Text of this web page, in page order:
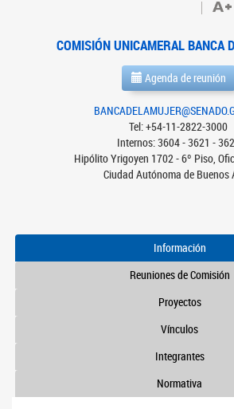
COMISIÓN UNICAMERAL BANCA
Agenda de reunión
Tel: +54-11-2822-3000
Internos: 3604 - 3621 -
Hipólito Yrigoyen 1702 - 6º Piso,
Ciudad Autónoma de Buenos
Información
Reuniones de Comisión
Proyectos
Vínculos
Integrantes
Normativa